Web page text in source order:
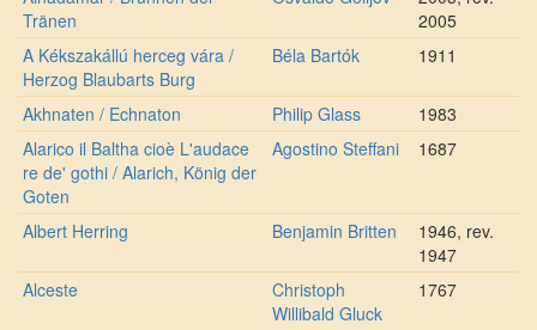
Tränen
2005
A Kékszakállú herceg vára /
Herzog Blaubarts Burg
Béla Bartók 1911
Akhnaten / Echnaton Philip Glass
1983
Alarico il Baltha cioè L'audace
re de' gothi / Alarich, König der
Goten
Agostino Steffani 1687
Albert Herring Benjamin Britten
1946, rev.
1947
Alceste
Christoph
Willibald Gluck
1767